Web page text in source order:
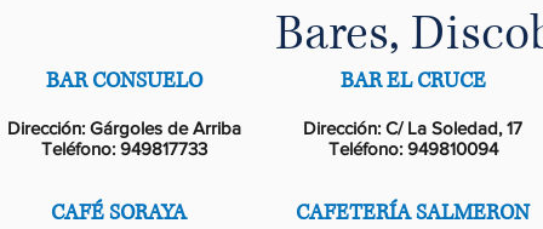
Bares,
BAR CONSUELO
Dirección: Gárgoles de Arriba
Teléfono: 949817733
CAFÉ SORAYA
BAR EL CRUCE
Dirección: C/ La Soledad, 17
Teléfono: 949810094
CAFETERÍA SALMERON